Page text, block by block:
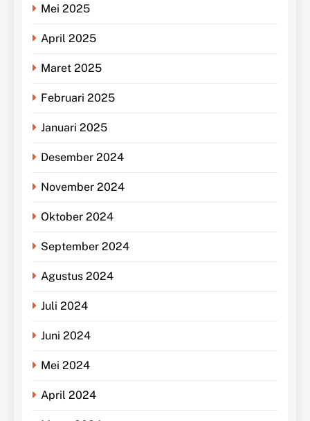
Mei 2025
April 2025
Maret 2025
Februari 2025
Januari 2025
Desember 2024
November 2024
Oktober 2024
September 2024
Agustus 2024
Juli 2024
Juni 2024
Mei 2024
April 2024